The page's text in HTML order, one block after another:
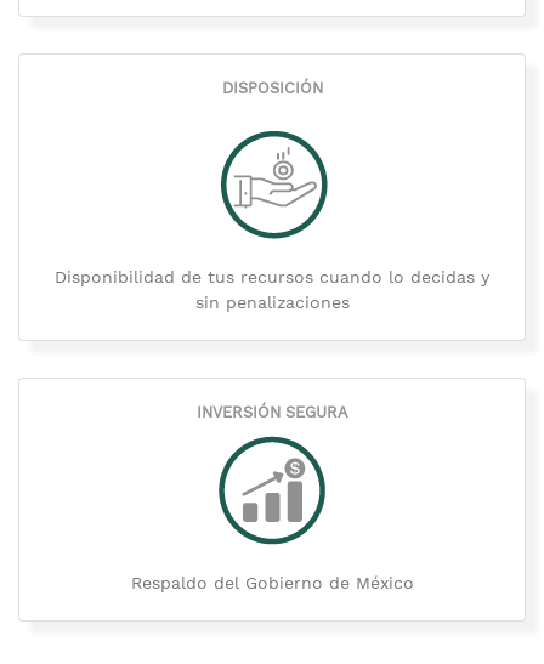
DISPOSICIÓN
Disponibilidad de tus recursos cuando lo decidas y
sin penalizaciones
INVERSIÓN SEGURA
Respaldo del Gobierno de México